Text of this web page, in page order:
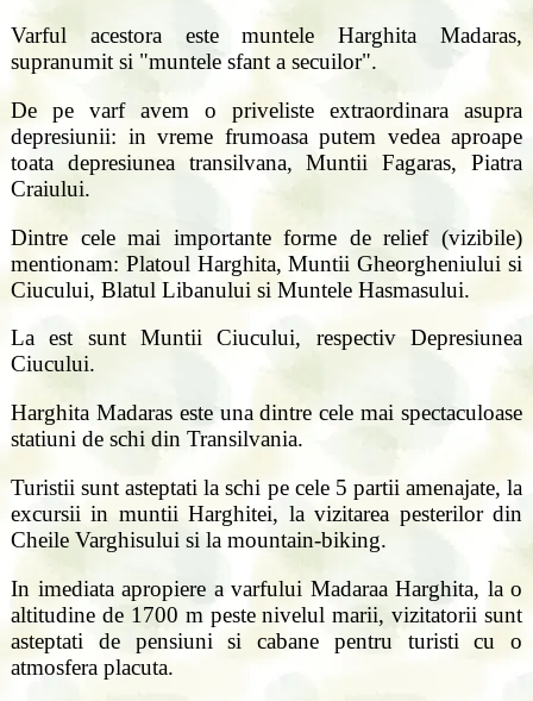
Varful acestora este muntele Harghita Madaras,
supranumit si "muntele sfant a secuilor".
De pe varf avem o priveliste extraordinara asupra
depresiunii: in vreme frumoasa putem vedea aproape
toata depresiunea transilvana, Muntii Fagaras, Piatra
Craiului.
Dintre cele mai importante forme de relief (vizibile)
mentionam: Platoul Harghita, Muntii Gheorgheniului si
Ciucului, Blatul Libanului si Muntele Hasmasului.
La est sunt Muntii Ciucului, respectiv Depresiunea
Ciucului.
Harghita Madaras este una dintre cele mai spectaculoase
statiuni de schi din Transilvania.
Turistii sunt asteptati la schi pe cele 5 partii amenajate, la
excursii in muntii Harghitei, la vizitarea pesterilor din
Cheile Varghisului si la mountain-biking.
In imediata apropiere a varfului Madaraa Harghita, la o
altitudine de 1700 m peste nivelul marii, vizitatorii sunt
asteptati de pensiuni si cabane pentru turisti cu o
atmosfera placuta.